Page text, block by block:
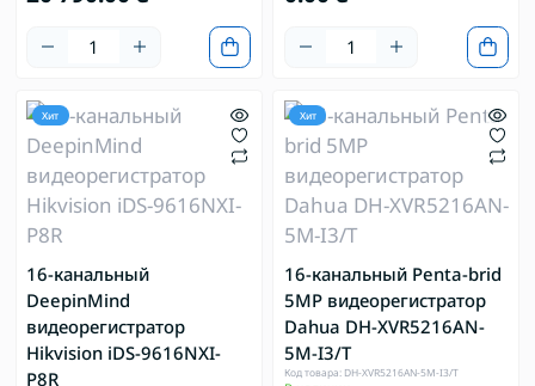
Хит
16-канальный
DeepinMind
видеорегистратор
Hikvision iDS-9616NXI-
P8R
Хит
16-канальный Penta-brid
5MP видеорегистратор
Dahua DH-XVR5216AN-
5M-I3/T
Код товара: DH-XVR5216AN-5M-I3/T